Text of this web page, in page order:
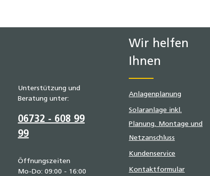
Unterstützung und
Beratung unter:
06732 - 608 99
99
Öffnungszeiten
Mo-Do: 09:00 - 16:00
Wir helfen
Ihnen
Anlagenplanung
Solaranlage inkl.
Planung, Montage und
Netzanschluss
Kundenservice
Kontaktformular